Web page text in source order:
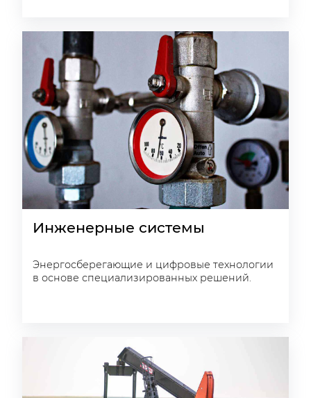
Инженерные системы
Энергосберегающие и цифровые технологии
в основе специализированных решений.